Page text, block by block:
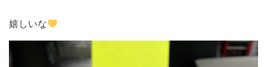
嬉しいな